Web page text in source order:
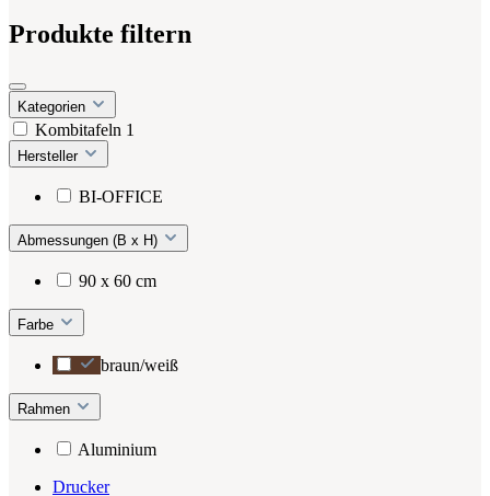
Produkte filtern
Kategorien
Kombitafeln 1
Hersteller
BI-OFFICE
Abmessungen (B x H)
90 x 60 cm
Farbe
braun/weiß
Rahmen
Aluminium
Drucker